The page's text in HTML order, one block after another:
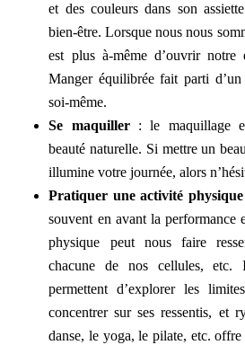
et des couleurs dans son
bien-être. Lorsque nous nous
est plus à-même d’ouvrir notre
Manger équilibrée fait parti
soi-même.
Se maquiller: le maquillage
beauté naturelle. Si mettre un
illumine votre journée, alors
Pratiquer une activité physique
souvent en avant la performance
physique peut nous faire
chacune de nos cellules,
permettent d’explorer les
concentrer sur ses ressentis, et
danse, le yoga, le pilate, etc.